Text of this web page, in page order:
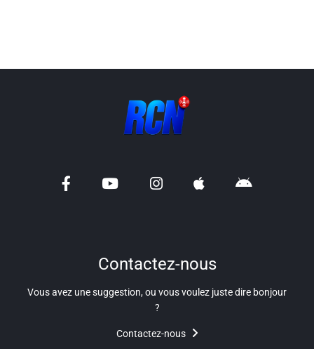
Contactez-nous
Vous avez une suggestion, ou vous voulez juste dire bonjour
?
Contactez-nous